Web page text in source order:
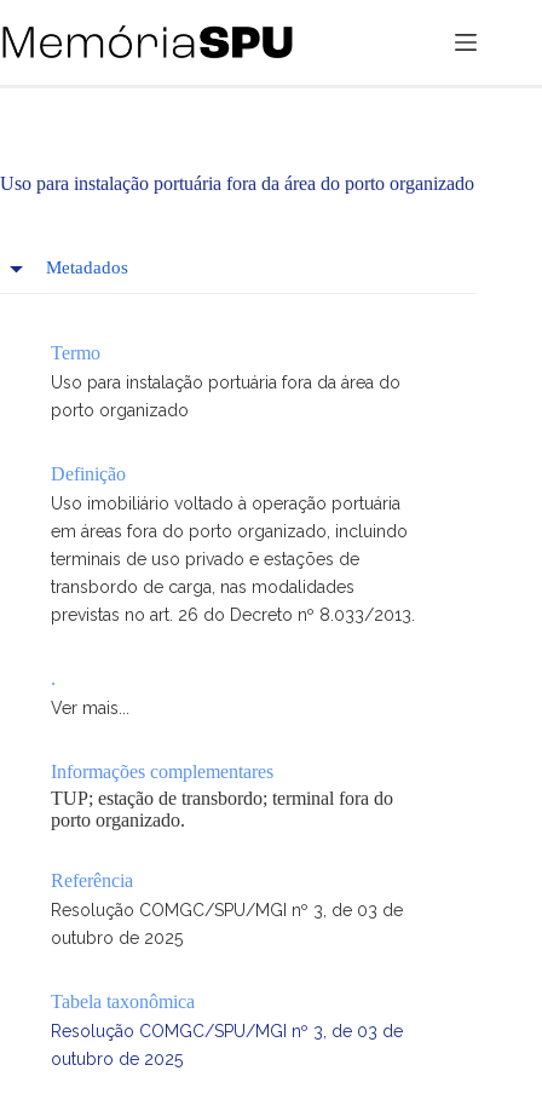
para
o
Uso para instalação portuária fora da área do porto organizado
Metadados
Termo
Uso para instalação portuária fora da área do
porto organizado
Definição
Uso imobiliário voltado à operação portuária
em áreas fora do porto organizado, incluindo
terminais de uso privado e estações de
transbordo de carga, nas modalidades
previstas no art. 26 do Decreto nº 8.033/2013.
.
Ver mais...
Informações complementares
TUP; estação de transbordo; terminal fora do
porto organizado.
Referência
Resolução COMGC/SPU/MGI nº 3, de 03 de
outubro de 2025
Tabela taxonômica
Resolução COMGC/SPU/MGI nº 3, de 03 de
outubro de 2025